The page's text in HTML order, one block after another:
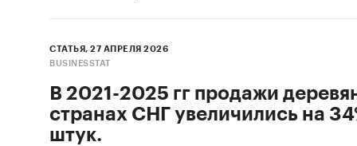
СТАТЬЯ, 27 АПРЕЛЯ 2026
BUSINESSTAT
В 2021-2025 гг продажи
странах СНГ увеличились на
штук.